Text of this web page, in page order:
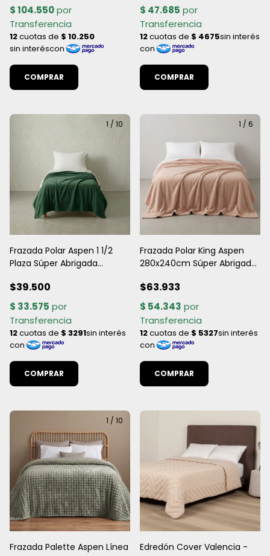
COMPRAR COMPRAR
1 / 10
Frazada Polar Aspen 1 1/2
Plaza Súper Abrigada
$39.500
COMPRAR
1 / 6
Frazada Polar King Aspen
280x240cm Súper Abrigada
$63.933
COMPRAR
1 / 10
Frazada Palette Aspen Línea
Edredón Cover Valencia -